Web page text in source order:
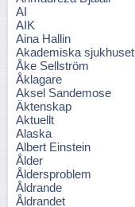
AI
AIK
Aina Hallin
Akademiska sjukhuset
Åke Sellström
Åklagare
Aksel Sandemose
Äktenskap
Aktuellt
Alaska
Albert Einstein
Ålder
Åldersproblem
Åldrande
Åldrandet